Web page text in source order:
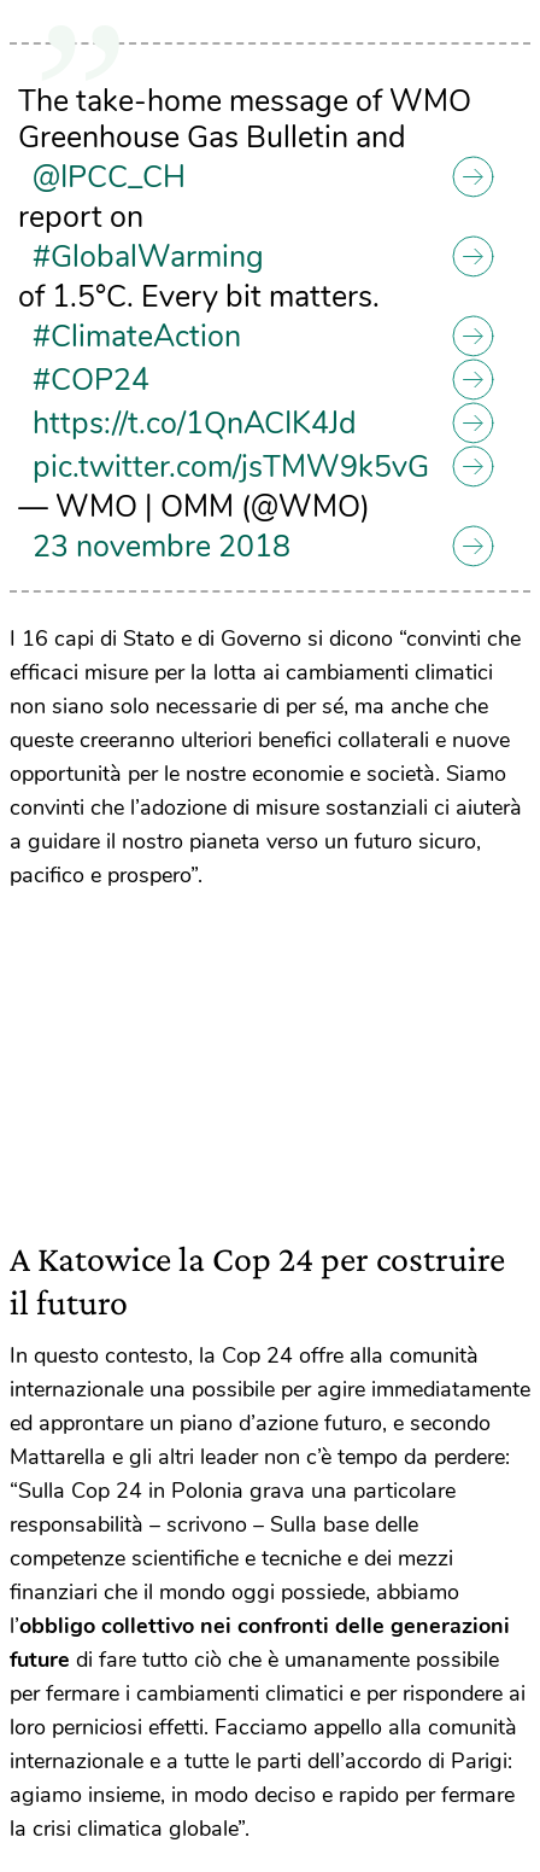
The take-home message of WMO
Greenhouse Gas Bulletin and
@IPCC_CH
report on
#GlobalWarming
of 1.5°C. Every bit matters.
#ClimateAction
#COP24
https://t.co/1QnACIK4Jd
pic.twitter.com/jsTMW9k5vG
— WMO | OMM (@WMO)
23 novembre 2018
I 16 capi di Stato e di Governo si dicono “convinti che
efficaci misure per la lotta ai cambiamenti climatici
non siano solo necessarie di per sé, ma anche che
queste creeranno ulteriori benefici collaterali e nuove
opportunità per le nostre economie e società. Siamo
convinti che l’adozione di misure sostanziali ci aiuterà
a guidare il nostro pianeta verso un futuro sicuro,
pacifico e prospero”.
A Katowice la Cop 24 per costruire
il futuro
In questo contesto, la Cop 24 offre alla comunità
internazionale una possibile per agire immediatamente
ed approntare un piano d’azione futuro, e secondo
Mattarella e gli altri leader non c’è tempo da perdere:
“Sulla Cop 24 in Polonia grava una particolare
responsabilità – scrivono – Sulla base delle
competenze scientifiche e tecniche e dei mezzi
finanziari che il mondo oggi possiede, abbiamo
l’obbligo collettivo nei confronti delle generazioni
future di fare tutto ciò che è umanamente possibile
per fermare i cambiamenti climatici e per rispondere ai
loro perniciosi effetti. Facciamo appello alla comunità
internazionale e a tutte le parti dell’accordo di Parigi:
agiamo insieme, in modo deciso e rapido per fermare
la crisi climatica globale”.